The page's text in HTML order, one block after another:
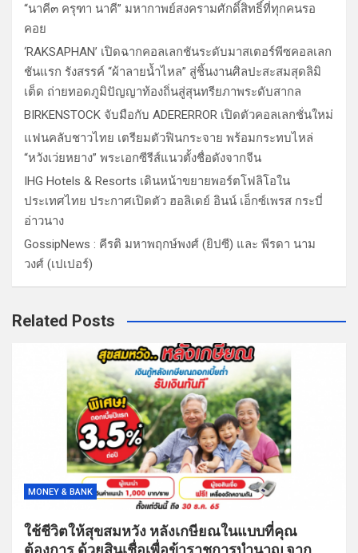
“นาคี๓ ครุฑา นาคี” มหากาพย์สงครามศักดิ์สิทธิ์ที่ทุกคนรอ
คอย
‘RAKSAPHAN’ เปิดฉากคอลเลกชันระดับมาสเตอร์พีซคอลเลก
ชันแรก รังสรรค์ “ผ้าลายน้ำไหล” สู่ชิ้นงานศิลปะสะสมสุดลิมิ
เต็ด ถ่ายทอดภูมิปัญญาท้องถิ่นสู่สุนทรียภาพระดับสากล
BIRKENSTOCK จับมือกับ ADERERROR เปิดตัวคอลเลกชั่นใหม่
แฟนคลับชาวไทย เตรียมตัวฟินกระจาย พร้อมกระทบไหล่
“หวังเว่ยหยาง” พระเอกซีรีส์แนวตั้งชื่อดังจากจีน
IHG Hotels & Resorts เดินหน้าขยายพอร์ตโฟลิโอใน
ประเทศไทย ประกาศเปิดตัว ฮอลิเดย์ อินน์ เอ็กซ์เพรส กระบี่
อ่าวนาง
GossipNews : คีรติ มหาพฤกษ์พงศ์ (ยิปซี) และ พีรดา นาม
วงศ์ (เปเปอร์)
Related Posts
MONEY & BANK
ใช้ชีวิตให้สุขสมหวัง หลังเกษียณในแบบที่คุณ
ต้องการ ด้วยสินเชื่อเพื่อข้าราชการบำนาญ จาก